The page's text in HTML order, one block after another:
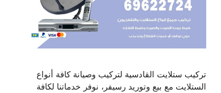
تركيب ستلايت القادسية لتركيب وصيانة كافة أنواع
الستلايت مع بيع وتوريد رسيفر، نوفر خدماتنا لكافة